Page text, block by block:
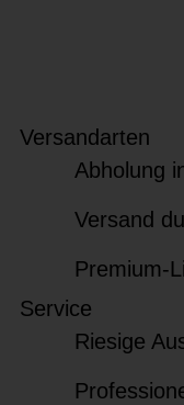
Versandarten
Abholung
Versand
Premium-
Service
Riesige